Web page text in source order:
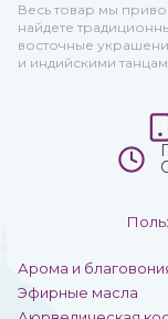
Весь товар мы
найдете
восточные
и индийскими
Арома и
Эфирные масла